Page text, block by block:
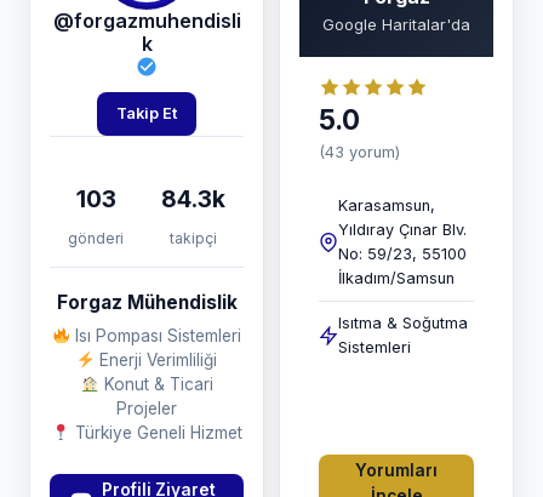
@forgazmuhendisli
k
Takip Et
103
gönderi
84.3k
takipçi
Forgaz Mühendislik
Isı Pompası Sistemleri
Enerji Verimliliği
Konut & Ticari
Projeler
Türkiye Geneli Hizmet
Profili Ziyaret
Google Haritalar'da
5.0
(43 yorum)
Karasamsun,
Yıldıray Çınar Blv.
No: 59/23, 55100
İlkadım/Samsun
Isıtma & Soğutma
Sistemleri
Yorumları